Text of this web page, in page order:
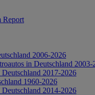
Report
2006-2026
in Deutschland 2003-
2017-2026
1960-2026
2014-2026